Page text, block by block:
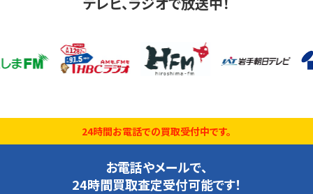
24時間お電話での買取受付中です。
お電話やメールで、
24時間買取査定受付可能です！